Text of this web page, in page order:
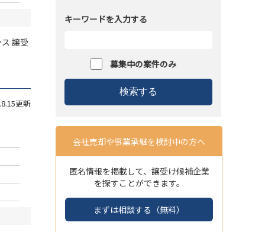
キーワードを入力する
募集中の案件のみ
会社売却や事業承継を検討中の方へ
匿名情報を掲載して、譲受け候補企業
を探すことができます。
まずは相談する（無料）
譲受
更新